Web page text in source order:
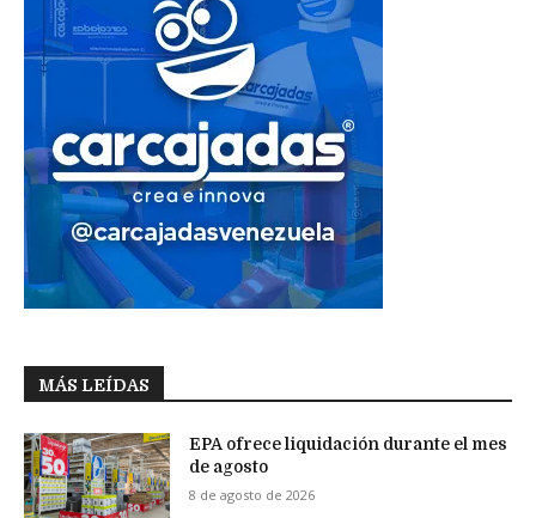
MÁS LEÍDAS
EPA ofrece liquidación durante el mes
de agosto
8 de agosto de 2026